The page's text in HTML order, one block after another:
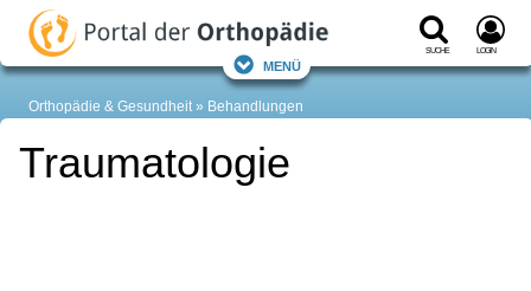
Suche Login
Menü
Orthopädie & Gesundheit Behandlungen
Traumatologie